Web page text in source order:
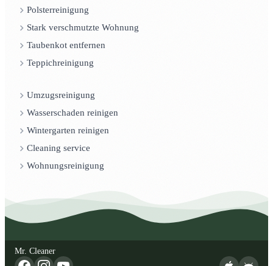
Polsterreinigung
Stark verschmutzte Wohnung
Taubenkot entfernen
Teppichreinigung
Umzugsreinigung
Wasserschaden reinigen
Wintergarten reinigen
Cleaning service
Wohnungsreinigung
Mr. Cleaner